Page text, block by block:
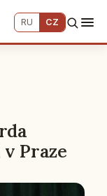
RU CZ
Praze